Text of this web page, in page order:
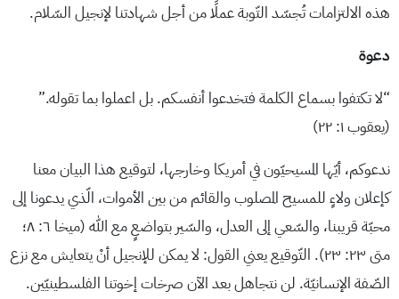
هذه الالتزامات تُجسّد التّوبة عملًا من أجل شهادتنا لإنجيل السّلام.
دعوة
“لا تكتفوا بسماع الكلمة فتخدعوا أنفسكم. بل اعملوا بما تقوله.”
(يعقوب ١: ٢٢)
ندعوكم، أيّها المسيحيّون في أمريكا وخارجها، لتوقيع هذا البيان معنا
كإعلان ولاءٍ للمسيح المصلوب والقائم من بين الأموات، الّذي يدعونا إلى
محبّة قريبنا، والسّعي إلى العدل، والسّير بتواضعٍ مع الله (ميخا ٦: ٨؛
متى ٢٣: ٢٣). التّوقيع يعني القول: لا يمكن للإنجيل أنْ يتعايش مع نزع
الصّفة الإنسانيّة. لن نتجاهل بعد الآن صرخات إخوتنا الفلسطينيّين.